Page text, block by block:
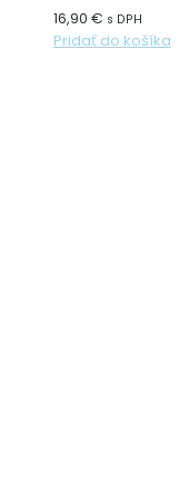
16,90 € s DPH
Pridať do košíka